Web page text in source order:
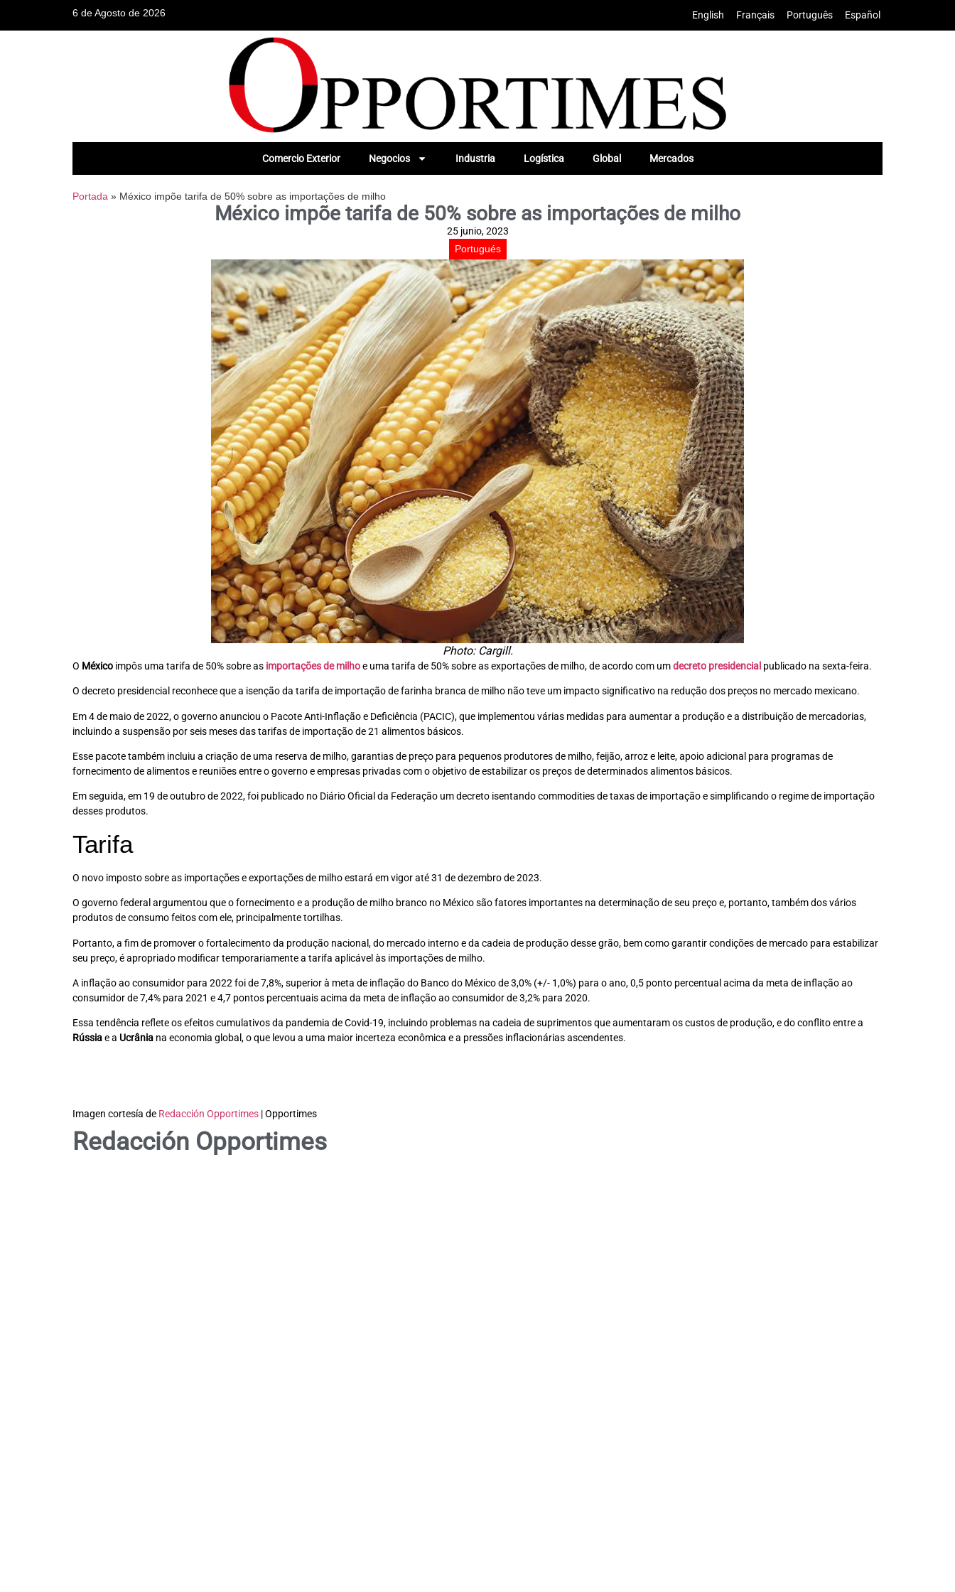
6 de Agosto de 2026 English Français Português Español
Comercio Exterior Negocios Industria Logística Global Mercados
Portada » México impõe tarifa de 50% sobre as importações de milho
México impõe tarifa de 50% sobre as importações de milho
25 junio, 2023
Portugués
Photo: Cargill.
O México impôs uma tarifa de 50% sobre as importações de milhoe uma tarifa de 50% sobre as exportações de milho, de acordo com umdecreto presidencial publicado na sexta-feira.
O decreto presidencial reconhece que a isenção da tarifa de importação de farinha branca de milho não teve um impacto significativo na redução dos preços no mercado mexicano.
Em 4 de maio de 2022, o governo anunciou o Pacote Anti-Inflação e Deficiência (PACIC), que implementou várias medidas para aumentar a produção e a distribuição de mercadorias,
incluindo a suspensão por seis meses das tarifas de importação de 21 alimentos básicos.
Esse pacote também incluiu a criação de uma reserva de milho, garantias de preço para pequenos produtores de milho, feijão, arroz e leite, apoio adicional para programas de
fornecimento de alimentos e reuniões entre o governo e empresas privadas com o objetivo de estabilizar os preços de determinados alimentos básicos.
Em seguida, em 19 de outubro de 2022, foi publicado no Diário Oficial da Federação um decreto isentando commodities de taxas de importação e simplificando o regime de importação
desses produtos.
Tarifa
O novo imposto sobre as importações e exportações de milho estará em vigor até 31 de dezembro de 2023.
O governo federal argumentou que o fornecimento e a produção de milho branco no México são fatores importantes na determinação de seu preço e, portanto, também dos vários
produtos de consumo feitos com ele, principalmente tortilhas.
Portanto, a fim de promover o fortalecimento da produção nacional, do mercado interno e da cadeia de produção desse grão, bem como garantir condições de mercado para estabilizar
seu preço, é apropriado modificar temporariamente a tarifa aplicável às importações de milho.
A inflação ao consumidor para 2022 foi de 7,8%, superior à meta de inflação do Banco do México de 3,0% (+/- 1,0%) para o ano, 0,5 ponto percentual acima da meta de inflação ao
consumidor de 7,4% para 2021 e 4,7 pontos percentuais acima da meta de inflação ao consumidor de 3,2% para 2020.
Essa tendência reflete os efeitos cumulativos da pandemia de Covid-19, incluindo problemas na cadeia de suprimentos que aumentaram os custos de produção, e do conflito entre a
Rússiae a Ucrânia na economia global, o que levou a uma maior incerteza econômica e a pressões inflacionárias ascendentes.
Imagen cortesía de Redacción Opportimes | Opportimes
Redacción Opportimes